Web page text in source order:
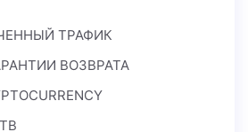
ТРАФИК
ВОЗВРАТА